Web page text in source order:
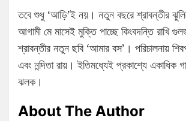
তবে শুধু ‘আড়ি’ই নয়। নতুন বছরে শ্রাবন্তীর
আগামী মে মাসেই মুক্তি পাচ্ছে কিংবদন্তি রাখি
শ্রাবন্তীর নতুন ছবি ‘আমার বস’। পরিচালনায়
এবং নন্দিতা রায়। ইতিমধ্যেই প্রকাশ্যে একাধিক
ঝলক।
About The Author